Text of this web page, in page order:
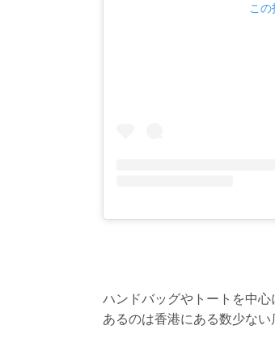
こ
ハンドバッグやトートを中
あるのは香港にある数少ない